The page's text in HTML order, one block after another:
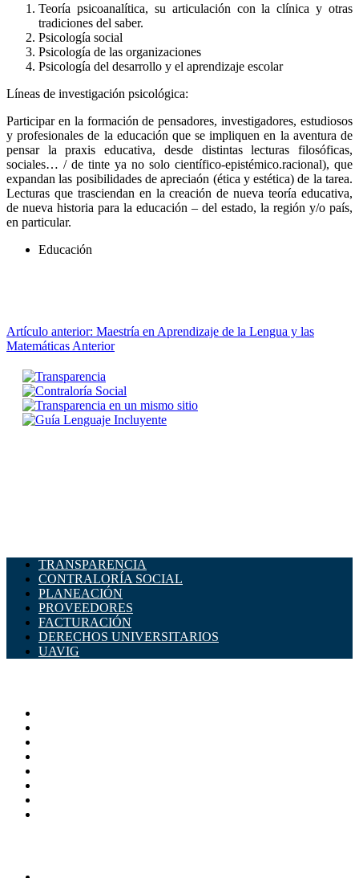
Teoría psicoanalítica, su articulación con la clínica y otras
tradiciones del saber.
Psicología social
Psicología de las organizaciones
Psicología del desarrollo y el aprendizaje escolar
Líneas de investigación psicológica:
Participar en la formación de pensadores, investigadores, estudiosos
y profesionales de la educación que se impliquen en la aventura de
pensar la praxis educativa, desde distintas lecturas filosóficas,
sociales… / de tinte ya no solo científico-epistémico.racional), que
expandan las posibilidades de apreciaón (ética y estética) de la tarea.
Lecturas que trasciendan en la creación de nueva teoría educativa,
de nueva historia para la educación – del estado, la región y/o país,
en particular.
Educación
Artículo anterior: Maestría en Aprendizaje de la Lengua y las
Matemáticas Anterior
TRANSPARENCIA
CONTRALORÍA SOCIAL
PLANEACIÓN
PROVEEDORES
FACTURACIÓN
DERECHOS UNIVERSITARIOS
UAVIG